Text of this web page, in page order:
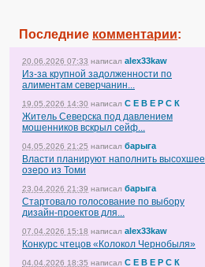
Последние комментарии:
20.06.2026 07:33 написал alex33kaw
Из-за крупной задолженности по
алиментам северчанин...
19.05.2026 14:30 написал С Е В Е Р С К
Житель Северска под давлением
мошенников вскрыл сейф...
04.05.2026 21:25 написал барыга
Власти планируют наполнить высохшее
озеро из Томи
23.04.2026 21:39 написал барыга
Стартовало голосование по выбору
дизайн-проектов для...
07.04.2026 15:18 написал alex33kaw
Конкурс чтецов «Колокол Чернобыля»
04.04.2026 18:35 написал С Е В Е Р С К